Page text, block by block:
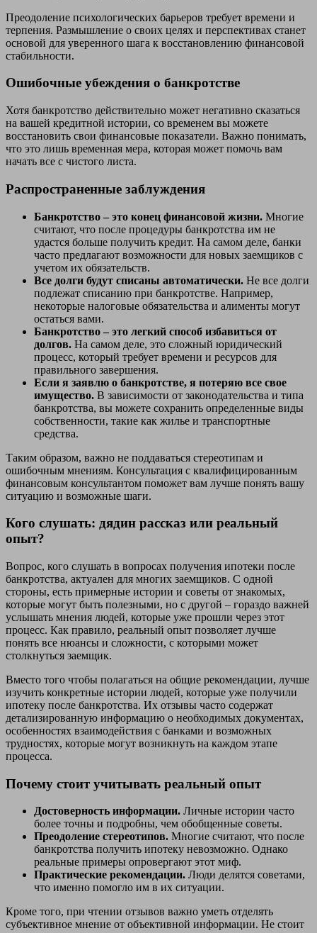
Преодоление психологических барьеров требует времени и
терпения. Размышление о своих целях и перспективах станет
основой для уверенного шага к восстановлению финансовой
стабильности.
Ошибочные убеждения о банкротстве
Хотя банкротство действительно может негативно сказаться
на вашей кредитной истории, со временем вы можете
восстановить свои финансовые показатели. Важно понимать,
что это лишь временная мера, которая может помочь вам
начать все с чистого листа.
Распространенные заблуждения
Банкротство – это конец финансовой жизни. Многие
считают, что после процедуры банкротства им не
удастся больше получить кредит. На самом деле, банки
часто предлагают возможности для новых заемщиков с
учетом их обязательств.
Все долги будут списаны автоматически. Не все долги
подлежат списанию при банкротстве. Например,
некоторые налоговые обязательства и алименты могут
остаться вами.
Банкротство – это легкий способ избавиться от
долгов. На самом деле, это сложный юридический
процесс, который требует времени и ресурсов для
правильного завершения.
Если я заявлю о банкротстве, я потеряю все свое
имущество. В зависимости от законодательства и типа
банкротства, вы можете сохранить определенные виды
собственности, такие как жилье и транспортные
средства.
Таким образом, важно не поддаваться стереотипам и
ошибочным мнениям. Консультация с квалифицированным
финансовым консультантом поможет вам лучше понять вашу
ситуацию и возможные шаги.
Кого слушать: дядин рассказ или реальный
опыт?
Вопрос, кого слушать в вопросах получения ипотеки после
банкротства, актуален для многих заемщиков. С одной
стороны, есть примерные истории и советы от знакомых,
которые могут быть полезными, но с другой – гораздо важней
услышать мнения людей, которые уже прошли через этот
процесс. Как правило, реальный опыт позволяет лучше
понять все нюансы и сложности, с которыми может
столкнуться заемщик.
Вместо того чтобы полагаться на общие рекомендации, лучше
изучить конкретные истории людей, которые уже получили
ипотеку после банкротства. Их отзывы часто содержат
детализированную информацию о необходимых документах,
особенностях взаимодействия с банками и возможных
трудностях, которые могут возникнуть на каждом этапе
процесса.
Почему стоит учитывать реальный опыт
Достоверность информации. Личные истории часто
более точны и подробны, чем обобщенные советы.
Преодоление стереотипов. Многие считают, что после
банкротства получить ипотеку невозможно. Однако
реальные примеры опровергают этот миф.
Практические рекомендации. Люди делятся советами,
что именно помогло им в их ситуации.
Кроме того, при чтении отзывов важно уметь отделять
субъективное мнение от объективной информации. Не стоит